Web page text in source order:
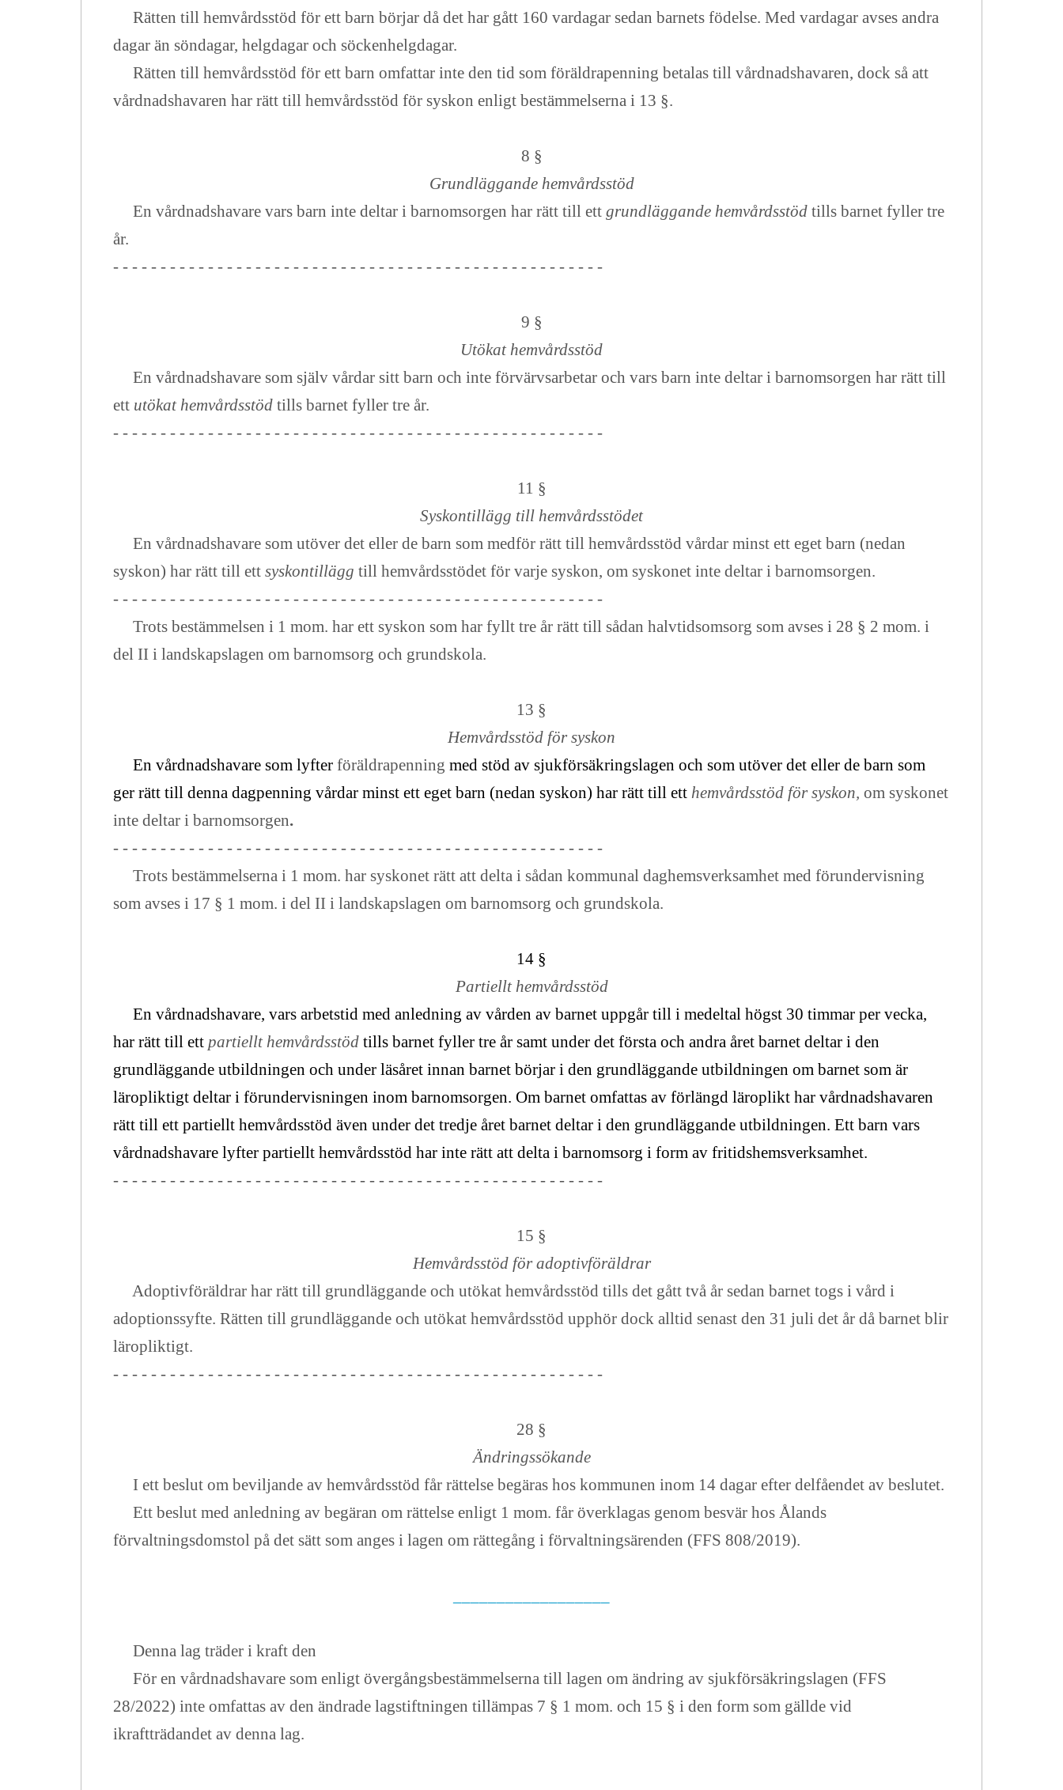
Rätten till hemvårdsstöd för ett barn börjar då det har gått 160 vardagar sedan barnets födelse. Med vardagar avses andra
dagar än söndagar, helgdagar och söckenhelgdagar.
Rätten till hemvårdsstöd för ett barn omfattar inte den tid som föräldrapenning betalas till vårdnadshavaren, dock så att
vårdnadshavaren har rätt till hemvårdsstöd för syskon enligt bestämmelserna i 13 §.
8 §
Grundläggande hemvårdsstöd
En vårdnadshavare vars barn inte deltar i barnomsorgen har rätt till ett grundläggande hemvårdsstöd tills barnet fyller tre
år.
- - - - - - - - - - - - - - - - - - - - - - - - - - - - - - - - - - - - - - - - - - - - - - - - - - - -
9 §
Utökat hemvårdsstöd
En vårdnadshavare som själv vårdar sitt barn och inte förvärvsarbetar och vars barn inte deltar i barnomsorgen har rätt till
ett utökat hemvårdsstöd tills barnet fyller tre år.
- - - - - - - - - - - - - - - - - - - - - - - - - - - - - - - - - - - - - - - - - - - - - - - - - - - -
11 §
Syskontillägg till hemvårdsstödet
En vårdnadshavare som utöver det eller de barn som medför rätt till hemvårdsstöd vårdar minst ett eget barn (nedan
syskon) har rätt till ett syskontillägg till hemvårdsstödet för varje syskon, om syskonet inte deltar i barnomsorgen.
- - - - - - - - - - - - - - - - - - - - - - - - - - - - - - - - - - - - - - - - - - - - - - - - - - - -
Trots bestämmelsen i 1 mom. har ett syskon som har fyllt tre år rätt till sådan halvtidsomsorg som avses i 28 § 2 mom. i
del II i landskapslagen om barnomsorg och grundskola.
13 §
Hemvårdsstöd för syskon
En vårdnadshavare som lyfter föräldrapenning med stöd av sjukförsäkringslagen och som utöver det eller de barn som
ger rätt till denna dagpenning vårdar minst ett eget barn (nedan syskon) har rätt till ett hemvårdsstöd för syskon, om syskonet
inte deltar i barnomsorgen.
- - - - - - - - - - - - - - - - - - - - - - - - - - - - - - - - - - - - - - - - - - - - - - - - - - - -
Trots bestämmelserna i 1 mom. har syskonet rätt att delta i sådan kommunal daghemsverksamhet med förundervisning
som avses i 17 § 1 mom. i del II i landskapslagen om barnomsorg och grundskola.
14 §
Partiellt hemvårdsstöd
En vårdnadshavare, vars arbetstid med anledning av vården av barnet uppgår till i medeltal högst 30 timmar per vecka,
har rätt till ett partiellt hemvårdsstöd tills barnet fyller tre år samt under det första och andra året barnet deltar i den
grundläggande utbildningen och under läsåret innan barnet börjar i den grundläggande utbildningen om barnet som är
läropliktigt deltar i förundervisningen inom barnomsorgen. Om barnet omfattas av förlängd läroplikt har vårdnadshavaren
rätt till ett partiellt hemvårdsstöd även under det tredje året barnet deltar i den grundläggande utbildningen. Ett barn vars
vårdnadshavare lyfter partiellt hemvårdsstöd har inte rätt att delta i barnomsorg i form av fritidshemsverksamhet.
- - - - - - - - - - - - - - - - - - - - - - - - - - - - - - - - - - - - - - - - - - - - - - - - - - - -
15 §
Hemvårdsstöd för adoptivföräldrar
Adoptivföräldrar har rätt till grundläggande och utökat hemvårdsstöd tills det gått två år sedan barnet togs i vård i
adoptionssyfte. Rätten till grundläggande och utökat hemvårdsstöd upphör dock alltid senast den 31 juli det år då barnet blir
läropliktigt.
- - - - - - - - - - - - - - - - - - - - - - - - - - - - - - - - - - - - - - - - - - - - - - - - - - - -
28 §
Ändringssökande
I ett beslut om beviljande av hemvårdsstöd får rättelse begäras hos kommunen inom 14 dagar efter delfåendet av beslutet.
Ett beslut med anledning av begäran om rättelse enligt 1 mom. får överklagas genom besvär hos Ålands
förvaltningsdomstol på det sätt som anges i lagen om rättegång i förvaltningsärenden (FFS 808/2019).
Denna lag träder i kraft den
För en vårdnadshavare som enligt övergångsbestämmelserna till lagen om ändring av sjukförsäkringslagen (FFS
28/2022) inte omfattas av den ändrade lagstiftningen tillämpas 7 § 1 mom. och 15 § i den form som gällde vid
ikraftträdandet av denna lag.